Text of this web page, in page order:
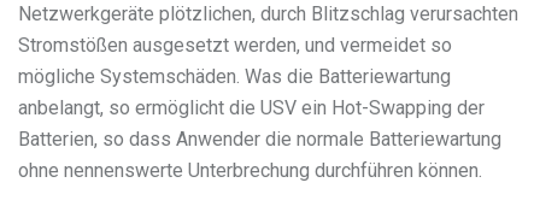
Netzwerkgeräte plötzlichen, durch Blitzschlag verursachten
Stromstößen ausgesetzt werden, und vermeidet so
mögliche Systemschäden. Was die Batteriewartung
anbelangt, so ermöglicht die USV ein Hot-Swapping der
Batterien, so dass Anwender die normale Batteriewartung
ohne nennenswerte Unterbrechung durchführen können.